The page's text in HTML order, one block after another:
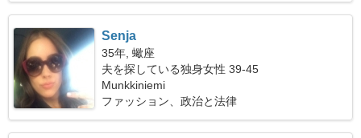
Senja
35年, 蠍座
夫を探している独身女性 39-45
Munkkiniemi
ファッション、政治と法律